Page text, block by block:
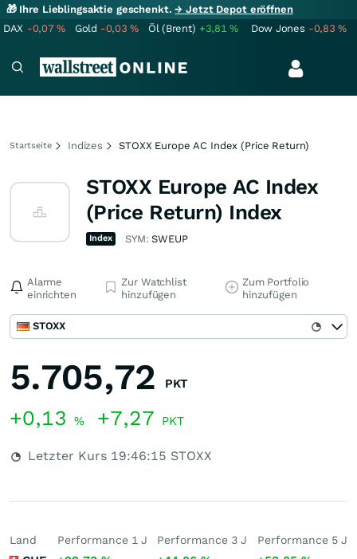
🎁 Ihre Lieblingsaktie geschenkt.→ Jetzt Depot eröffnen
DAX -0,07% Gold -0,03% Öl (Brent) +3,81% Dow Jones -0,83%
Startseite Indizes STOXX Europe AC Index (Price Return)
STOXX Europe AC Index
(Price Return) Index
Index SYM:SWEUP
Alarme
einrichten
Zur Watchlist
hinzufügen
Zum Portfolio
hinzufügen
STOXX
5.705,72 PKT
+0,13 % +7,27 PKT
Letzter Kurs 19:46:15 STOXX
Land Performance 1 J Performance 3 J Performance 5 J